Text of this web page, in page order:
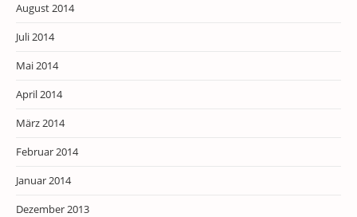
August 2014
Juli 2014
Mai 2014
April 2014
März 2014
Februar 2014
Januar 2014
Dezember 2013